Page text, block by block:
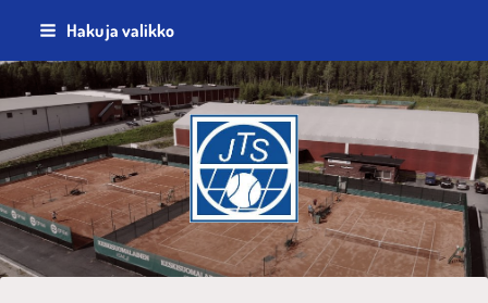
Siirry
sisältöön
Haku ja valikko
Jyväskylän Tennisseura ry